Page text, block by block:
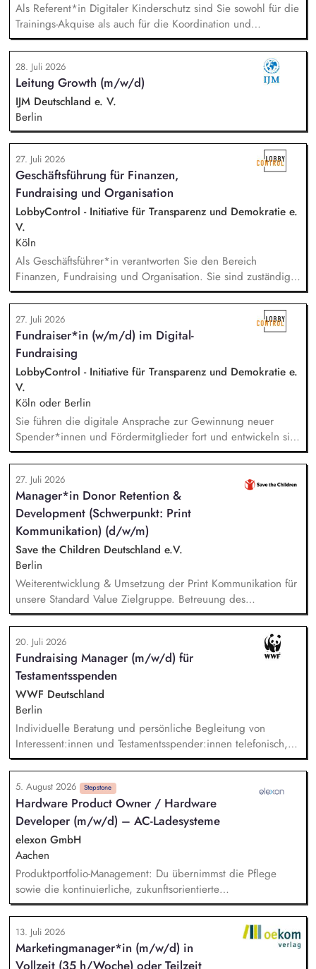
Als Referent*in Digitaler Kinderschutz sind Sie sowohl für die
Trainings-Akquise als auch für die Koordination und
Durchführung von ca. zweistündigen Workshops
verantwortlich. Identifikation, Ansprache und Akquise von
Institutionen und Organisationen für Trainings zum sensiblen
Umgang mit Kinderfotos und -videos (z. B. Kitas, Schulen,
Sportvereine und -verbände, Jugendverbände,
Kinder-/Jugendreiseveranstalter). Eigenständige Konzeption
und Durchführung zielgruppengerechter Trainings in
digitalen Formaten sowie in Präsenz bei Auftraggebern.
28. Juli 2026
Leitung Growth (m/w/d)
IJM Deutschland e. V.
Berlin
27. Juli 2026
Geschäftsführung für Finanzen,
Fundraising und Organisation
LobbyControl - Initiative für Transparenz und Demokratie e.
V.
Köln
Als Geschäftsführer*in verantworten Sie den Bereich
Finanzen, Fundraising und Organisation. Sie sind zuständig
für die Finanzplanung, das Controlling und die Organisation
des Rechnungswesens. Sie leiten das Fundraising-Team und
entwickeln eine nachhaltige Fundraising Strategie. Sie sind
verantwortlich für das Personalmanagement und die operative
Steuerung von Prozessen zur Organisationsentwicklung.
27. Juli 2026
Fundraiser*in (w/m/d) im Digital-
Fundraising
LobbyControl - Initiative für Transparenz und Demokratie e.
V.
Köln oder Berlin
Sie führen die digitale Ansprache zur Gewinnung neuer
Spender*innen und Fördermitglieder fort und entwickeln sie
weiter. Sie sind verantwortlich für unsere E-Mailings und
steuern diese ganzheitlich - angefangen bei der Planung,
Zielgruppensegmentierung und Themenauswahl übers Texten
bis hin zur technischen Abwicklung und deren
kontinuierlichen Optimierung und Weiterentwicklung.
27. Juli 2026
Manager*in Donor Retention &
Development (Schwerpunkt: Print
Kommunikation) (d/w/m)
Save the Children Deutschland e.V.
Berlin
Weiterentwicklung & Umsetzung der Print Kommunikation für
unsere Standard Value Zielgruppe. Betreuung des
postalischen Mailing-Programm inkl. der Spendenmagazine
und Spendenaufrufe sowie der Print Kommunikation innerhalb
unserer Donor Journeys. Ko-Produktion von Content für die
Print Kommunikation in enger Zusammenarbeit mit dem Team
Brand, Content & Publikationen. Redaktion und Prüfung von
Content/Texten für andere Kanäle und Medien.
20. Juli 2026
Fundraising Manager (m/w/d) für
Testamentsspenden
WWF Deutschland
Berlin
Individuelle Beratung und persönliche Begleitung von
Interessent:innen und Testamentsspender:innen telefonisch,
per E-Mail sowie bei persönlichen Gesprächen. Strategische
Weiterentwicklung des Erbschaftsfundraisings und der Donor
Journeys – von der Lead-Akquise über Stewardship bis hin
zur individuellen Förder:innen-Kommunikation. Systematische
Planung, Steuerung und Umsetzung von Werbemaßnahmen,
Nachlass-Mailings oder Telefonie-Aktionen sowie die
Durchführung von analogen und digitalen Veranstaltungen.
5. August 2026 Stepstone
Hardware Product Owner / Hardware
Developer (m/w/d) – AC-Ladesysteme
elexon GmbH
Aachen
Produktportfolio-Management: Du übernimmst die Pflege
sowie die kontinuierliche, zukunftsorientierte
Weiterentwicklung unseres AC-Ladesystem-Portfolios.
Anforderungs- & Pflichtenheft: Du analysierst und sammelst
alle relevanten Produkt- und Kundenanforderungen,
dokumentierst diese in strukturierten Heften und stimmst sie
13. Juli 2026
Marketingmanager*in (m/w/d) in
Vollzeit (35 h/Woche) oder Teilzeit